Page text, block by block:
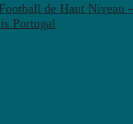
de Haut Niveau
Portugal